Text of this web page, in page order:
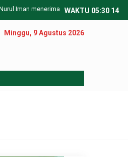
Iman menerima pendaftaran peserta
WAKTU 05:30 14
Minggu, 9 Agustus 2026